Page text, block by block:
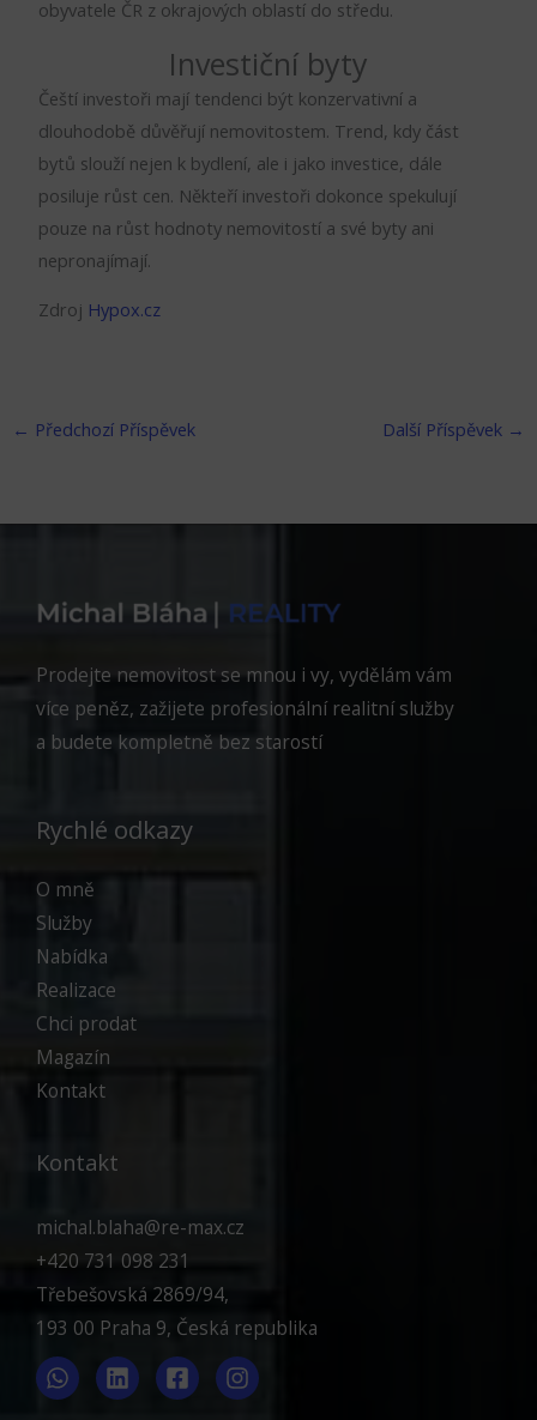
obyvatele ČR z okrajových oblastí do středu.
Investiční byty
Čeští investoři mají tendenci být konzervativní a
dlouhodobě důvěřují nemovitostem. Trend, kdy část
bytů slouží nejen k bydlení, ale i jako investice, dále
posiluje růst cen. Někteří investoři dokonce spekulují
pouze na růst hodnoty nemovitostí a své byty ani
nepronajímají.
Zdroj Hypox.cz
← Předchozí Příspěvek Další Příspěvek →
Prodejte nemovitost se mnou i vy, vydělám vám
více peněz, zažijete profesionální realitní služby
a budete kompletně bez starostí
Rychlé odkazy
O mně
Služby
Nabídka
Realizace
Chci prodat
Magazín
Kontakt
Kontakt
michal.blaha@re-max.cz
+420 731 098 231
Třebešovská 2869/94,
193 00 Praha 9, Česká republika